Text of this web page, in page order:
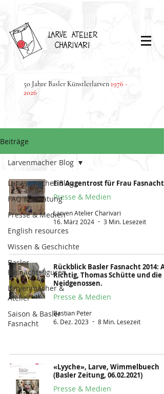
50 Jahre Basler Künstlerlarven 1976 -
2026
Beiträge
Larvenmacher Blog
FAQ & Beratung
Presse & Medien
English resources
Wissen & Geschichte
Basler
Fasnachtsfiguren
Larvenmacher &
Atelier
Saison & Basler
Fasnacht
Larvenmacher Blog
Ein Augentrost für Frau Fasnacht
Presse & Medien
Larven Atelier Charivari
16. März 2024
3 Min. Lesezeit
Rückblick Basler Fasnacht 2014:
Richtig, Thomas Schütte und die
Neidgenossen.
Presse & Medien
Bastian Peter
6. Dez. 2023
8 Min. Lesezeit
«Lyyche», Larve, Wimmelbuech
(Basler Zeitung, 06.02.2021)
Presse & Medien